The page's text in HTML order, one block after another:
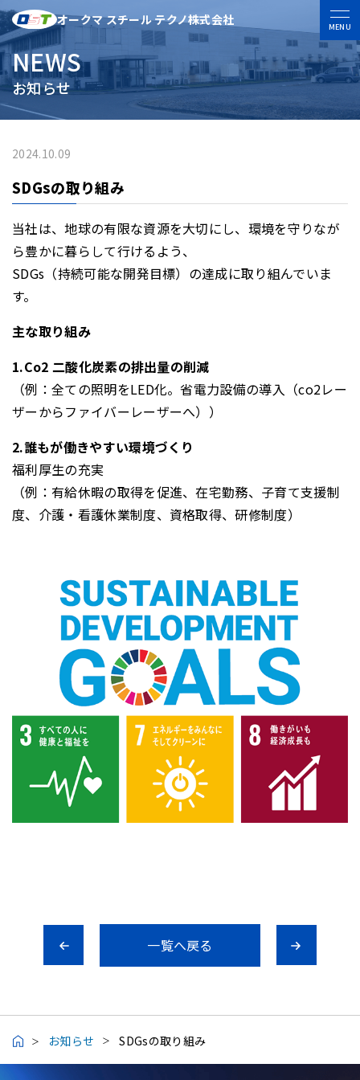
オークマ スチール テクノ株式会社 MENU
NEWS
お知らせ
2024.10.09
SDGsの取り組み
当社は、地球の有限な資源を大切にし、環境を守りなが
ら豊かに暮らして行けるよう、
SDGs（持続可能な開発目標）の達成に取り組んでいま
す。
主な取り組み
1.Co2 二酸化炭素の排出量の削減
（例：全ての照明をLED化。省電力設備の導入（co2レー
ザーからファイバーレーザーへ））
2.誰もが働きやすい環境づくり
福利厚生の充実
（例：有給休暇の取得を促進、在宅勤務、子育て支援制
度、介護・看護休業制度、資格取得、研修制度）
一覧へ戻る
お知らせ SDGsの取り組み